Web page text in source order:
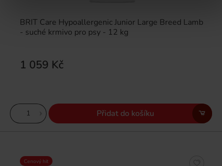
BRIT Care Hypoallergenic Junior Large Breed Lamb
- suché krmivo pro psy - 12 kg
1 059 Kč
Přidat do košíku
Cenový hit